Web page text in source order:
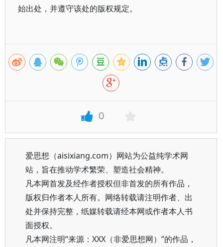
始出处，并遵守该处的版权规定。
0
爱思想（aisixiang.com）网站为公益纯学术网
站，旨在推动学术繁荣、塑造社会精神。
凡本网首发及经作者授权但非首发的所有作品，
版权归作者本人所有。网络转载请注明作者、出
处并保持完整，纸媒转载请经本网或作者本人书
面授权。
凡本网注明“来源：XXX（非爱思想网）”的作品，